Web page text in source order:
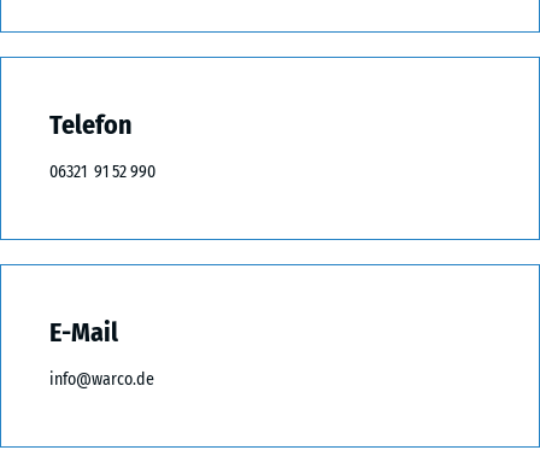
Telefon
06321 91 52 990
E-Mail
info@warco.de